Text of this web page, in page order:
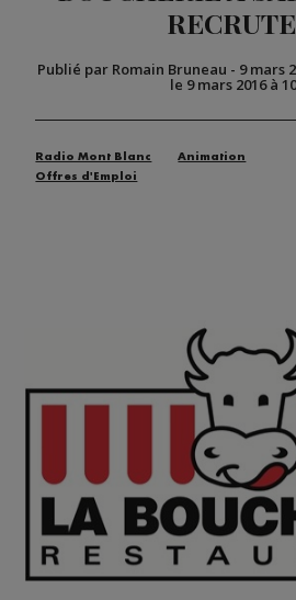
Publié par Romain Bruneau - 9 mars
le 9 mars 2016 à
Radio Mont Blanc
Animation
Offres d'Emploi